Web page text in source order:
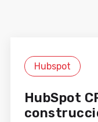
Hubspot
HubSpot